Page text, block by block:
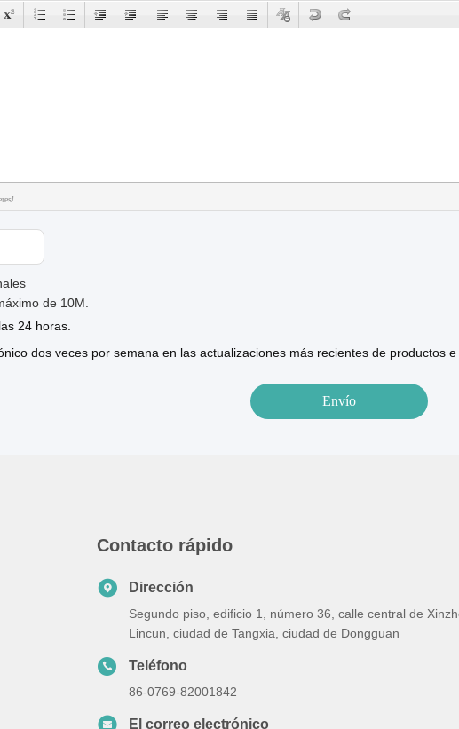
de 10M.
24 horas.
dos veces por semana en las actualizaciones más recientes de productos
Contacto rápido
Dirección
Segundo piso, edificio 1, número 36, calle central de
Lincun, ciudad de Tangxia, ciudad de Dongguan
Teléfono
86-0769-82001842
El correo electrónico